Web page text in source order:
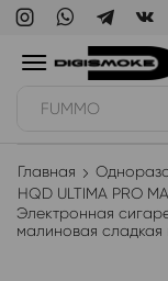
WAKA
Главная
HQD ULTIMA PRO
Электронная
малиновая сладкая